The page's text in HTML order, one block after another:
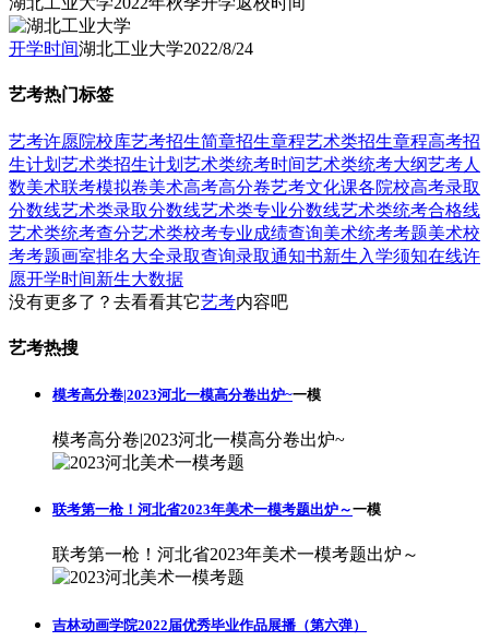
开学时间湖北工业大学2022/8/24
艺考热门标签
艺考许愿院校库艺考招生简章招生章程艺术类招生章程高考招
生计划 艺术类招生计划 艺术类统考时间艺术类统考大纲艺考人
数美术联考模拟卷美术高考高分卷艺考文化课各院校高考录取
分数线艺术类录取分数线艺术类专业分数线艺术类统考合格线
艺术类统考查分艺术类校考专业成绩查询美术统考考题美术校
考考题画室排名大全录取查询录取通知书新生入学须知在线许
愿开学时间新生大数据
没有更多了？去看看其它艺考内容吧
艺考热搜
模考高分卷|2023河北一模高分卷出炉~一模
模考高分卷|2023河北一模高分卷出炉~
联考第一枪！河北省2023年美术一模考题出炉～一模
联考第一枪！河北省2023年美术一模考题出炉～
吉林动画学院2022届优秀毕业作品展播（第六弹）